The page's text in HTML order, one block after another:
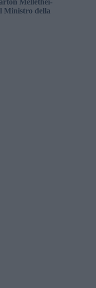
Melléthei-
Ministro della